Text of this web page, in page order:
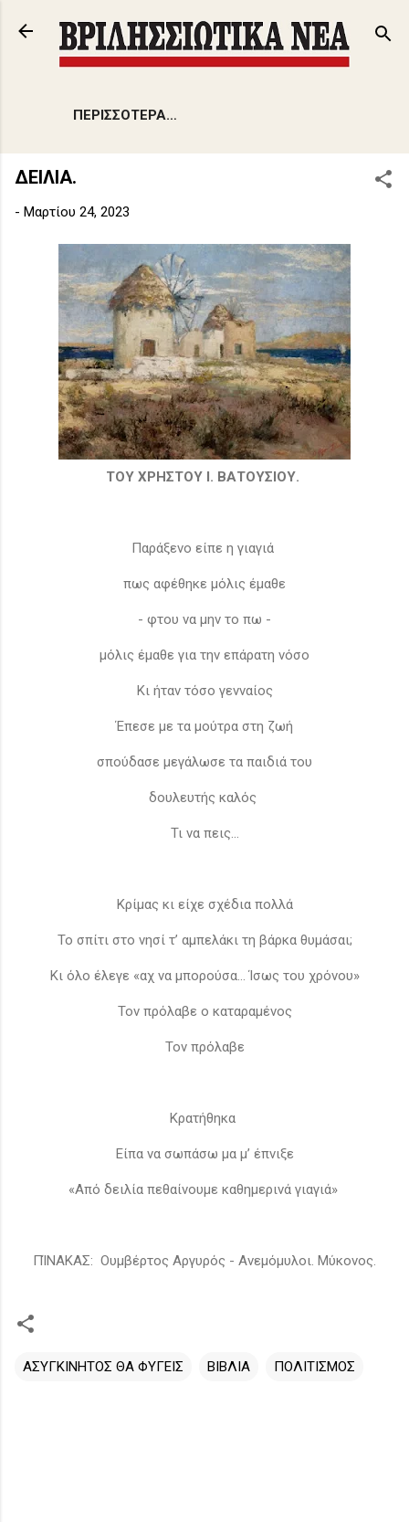
Μετάβαση στο κύριο περιεχόμενο
ΠΕΡΙΣΣΌΤΕΡΑ…
ΔΕΙΛΙΑ.
- Μαρτίου 24, 2023
ΤΟΥ ΧΡΗΣΤΟΥ Ι. ΒΑΤΟΥΣΙΟΥ.
Παράξενο είπε η γιαγιά
πως αφέθηκε μόλις έμαθε
- φτου να μην το πω -
μόλις έμαθε για την επάρατη νόσο
Κι ήταν τόσο γενναίος
Έπεσε με τα μούτρα στη ζωή
σπούδασε μεγάλωσε τα παιδιά του
δουλευτής καλός
Τι να πεις...
Κρίμας κι είχε σχέδια πολλά
Το σπίτι στο νησί τ’ αμπελάκι τη βάρκα θυμάσαι;
Κι όλο έλεγε «αχ να μπορούσα... Ίσως του χρόνου»
Τον πρόλαβε ο καταραμένος
Τον πρόλαβε
Κρατήθηκα
Είπα να σωπάσω μα μ’ έπνιξε
«Από δειλία πεθαίνουμε καθημερινά γιαγιά»
ΠΊΝΑΚΑΣ: Ουμβέρτος Αργυρός - Ανεμόμυλοι. Μύκονος.
ΑΣΥΓΚΙΝΗΤΟΣ ΘΑ ΦΥΓΕΙΣ ΒΙΒΛΙΑ ΠΟΛΙΤΙΣΜΟΣ